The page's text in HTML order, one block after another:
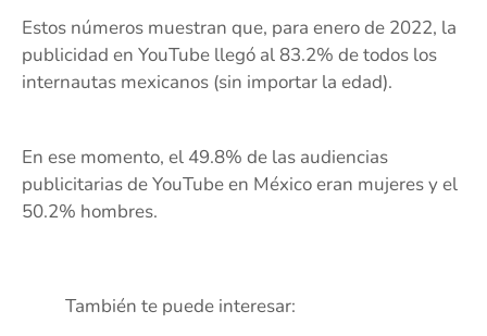
Estos números muestran que, para enero de 2022, la
publicidad en YouTube llegó al 83.2% de todos los
internautas mexicanos (sin importar la edad).
En ese momento, el 49.8% de las audiencias
publicitarias de YouTube en México eran mujeres y el
50.2% hombres.
También te puede interesar: